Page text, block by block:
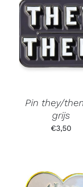
Pin they/
grijs
€3,50